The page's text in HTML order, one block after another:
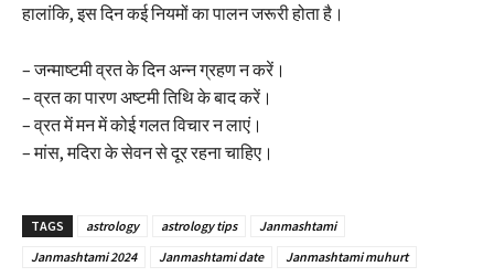
हालांकि, इस दिन कई नियमों का पालन जरूरी होता है।
– जन्माष्टमी व्रत के दिन अन्न ग्रहण न करें।
– व्रत का पारण अष्टमी तिथि के बाद करें।
– व्रत में मन में कोई गलत विचार न लाएं।
– मांस, मदिरा के सेवन से दूर रहना चाहिए।
TAGS astrology astrology tips
Janmashtami
Janmashtami 2024
Janmashtami date
Janmashtami muhurt